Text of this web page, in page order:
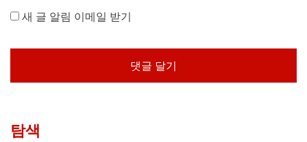
새 글 알림 이메일 받기
탐색